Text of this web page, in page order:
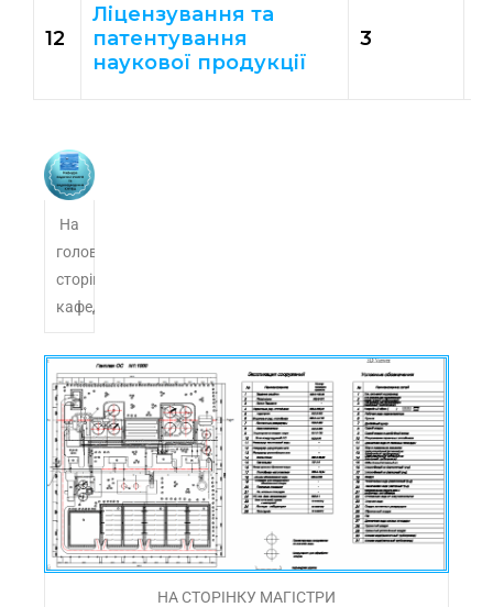
12
Ліцензування та
патентування
наукової продукції
3
На
головну
сторінку
кафедри
НА СТОРІНКУ МАГІСТРИ